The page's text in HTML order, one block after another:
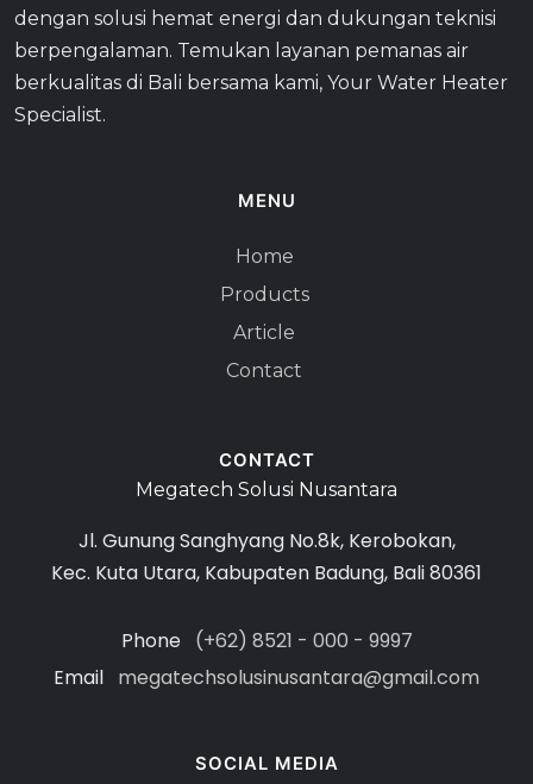
dengan solusi hemat energi dan dukungan teknisi
berpengalaman. Temukan layanan pemanas air
berkualitas di Bali bersama kami, Your Water Heater
Specialist.
MENU
Home
Products
Article
Contact
CONTACT
Megatech Solusi Nusantara
Jl. Gunung Sanghyang No.8k, Kerobokan,
Kec. Kuta Utara, Kabupaten Badung, Bali 80361
Phone (+62) 8521 - 000 - 9997
Email megatechsolusinusantara@gmail.com
SOCIAL MEDIA